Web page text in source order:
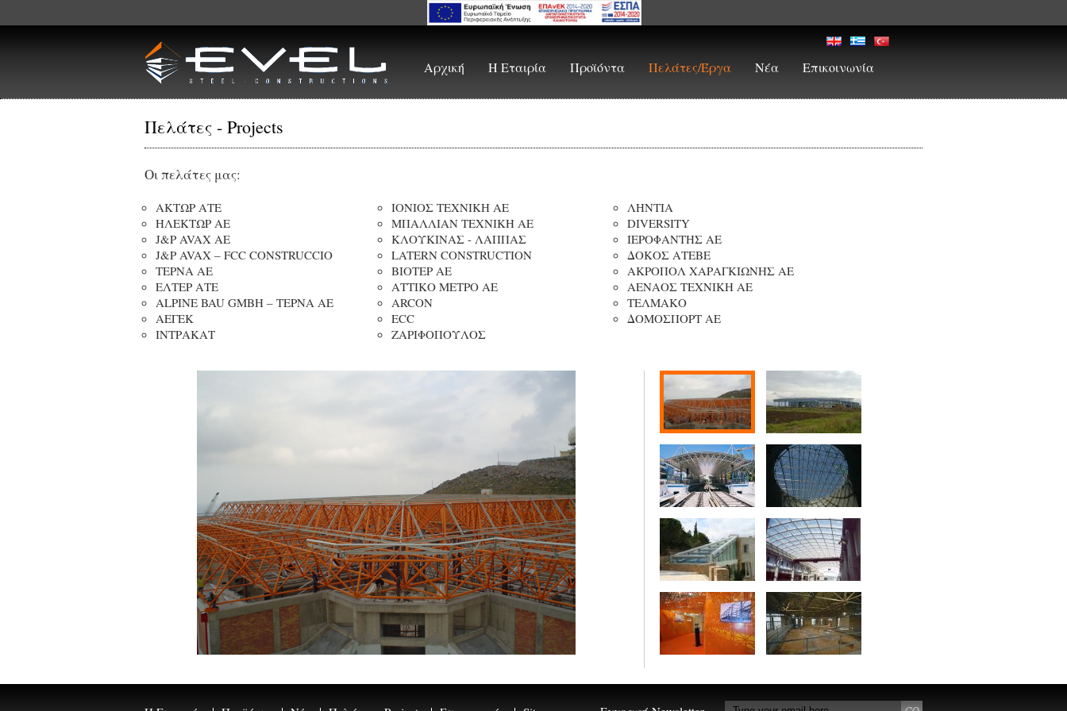
Αρχική Η Εταιρία Προϊόντα Πελάτες/Έργα Νέα Επικοινωνία
Πελάτες - Projects
Οι πελάτες μας:
ΑΚΤΩΡ ΑΤΕ
ΗΛΕΚΤΩΡ ΑΕ
J&P AVAX ΑΕ
J&P AVAX – FCC CONSTRUCCIO
ΤΕΡΝΑ ΑΕ
ΕΛΤΕΡ ΑΤΕ
ALPINE BAU GMBH – ΤΕΡΝΑ ΑΕ
ΑΕΓΕΚ
ΙΝΤΡΑΚΑΤ
ΙΟΝΙΟΣ ΤΕΧΝΙΚΗ AE
ΜΠΑΛΛΙΑΝ ΤΕΧΝΙΚΗ ΑΕ
ΚΛΟΥΚΙΝΑΣ - ΛΑΠΠΑΣ
LATERN CONSTRUCTION
ΒΙΟΤΕΡ ΑΕ
ΑΤΤΙΚΟ ΜΕΤΡΟ ΑΕ
ARCON
ECC
ΖΑΡΙΦΟΠΟΥΛΟΣ
ΛHΝΤΙΑ
DIVERSITY
ΙΕΡΟΦΑΝΤΗΣ ΑΕ
ΔΟΚΟΣ ΑΤΕΒΕ
ΑΚΡΟΠΟΛ ΧΑΡΑΓΚΙΩΝΗΣ ΑΕ
ΑΕΝΑΟΣ ΤΕΧΝΙΚΗ ΑΕ
ΤΕΛΜΑΚΟ
ΔΟΜΟΣΠΟΡΤ ΑΕ